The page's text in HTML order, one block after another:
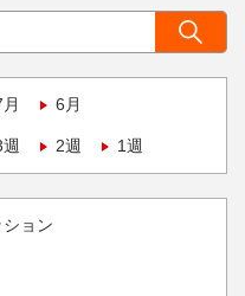
6月
2週 1週
ョン